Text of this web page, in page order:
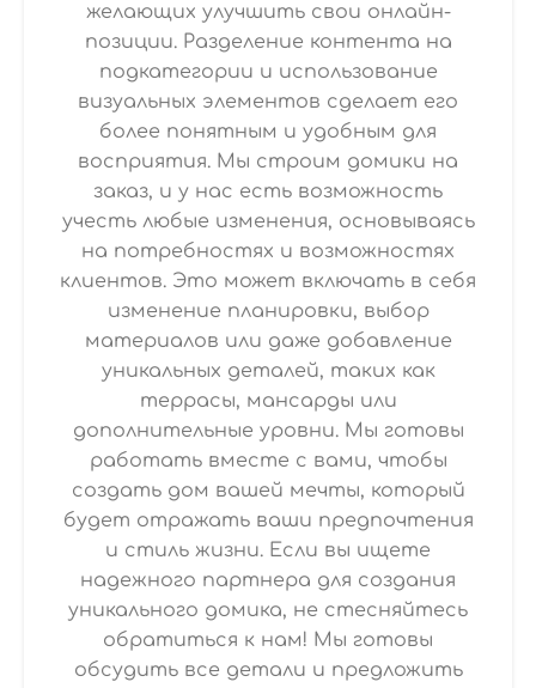
желающих улучшить свои онлайн-
позиции. Разделение контента на
подкатегории и использование
визуальных элементов сделает его
более понятным и удобным для
восприятия. Мы строим домики на
заказ, и у нас есть возможность
учесть любые изменения, основываясь
на потребностях и возможностях
клиентов. Это может включать в себя
изменение планировки, выбор
материалов или даже добавление
уникальных деталей, таких как
террасы, мансарды или
дополнительные уровни. Мы готовы
работать вместе с вами, чтобы
создать дом вашей мечты, который
будет отражать ваши предпочтения
и стиль жизни. Если вы ищете
надежного партнера для создания
уникального домика, не стесняйтесь
обратиться к нам! Мы готовы
обсудить все детали и предложить